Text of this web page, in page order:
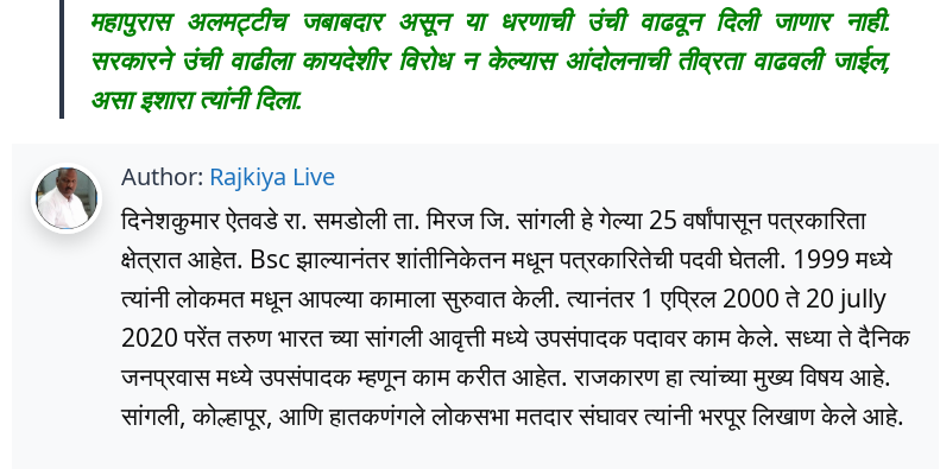
महापुरास अलमट्टीच जबाबदार असून या धरणाची उंची वाढवून दिली जाणार नाही.
सरकारने उंची वाढीला कायदेशीर विरोध न केल्यास आंदोलनाची तीव्रता वाढवली जाईल,
असा इशारा त्यांनी दिला.
Author: Rajkiya Live
दिनेशकुमार ऐतवडे रा. समडोली ता. मिरज जि. सांगली हे गेल्या 25 वर्षांपासून पत्रकारिता
क्षेत्रात आहेत. Bsc झाल्यानंतर शांतीनिकेतन मधून पत्रकारितेची पदवी घेतली. 1999 मध्ये
त्यांनी लोकमत मधून आपल्या कामाला सुरुवात केली. त्यानंतर 1 एप्रिल 2000 ते 20 jully
2020 परेंत तरुण भारत च्या सांगली आवृत्ती मध्ये उपसंपादक पदावर काम केले. सध्या ते दैनिक
जनप्रवास मध्ये उपसंपादक म्हणून काम करीत आहेत. राजकारण हा त्यांच्या मुख्य विषय आहे.
सांगली, कोल्हापूर, आणि हातकणंगले लोकसभा मतदार संघावर त्यांनी भरपूर लिखाण केले आहे.